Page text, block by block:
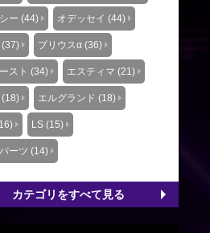
ー (44) オデッセイ (44)
(37) プリウスα (36)
スト (34) エスティマ (21)
(18) エルグランド (18)
LS (15)
ーツ (14)
カテゴリをすべて見る